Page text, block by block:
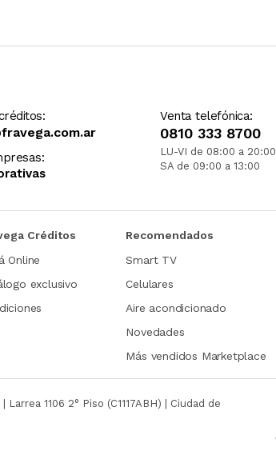
Venta telefónica:
0810 333 8700
LU-VI de 08:00 a 20:00
SA de 09:00 a 13:00
Créditos
Online
exclusivo
Recomendados
Smart TV
Celulares
Aire acondicionado
Novedades
Más vendidos Marketplace
Larrea 1106 2° Piso (C1117ABH) | Ciudad de